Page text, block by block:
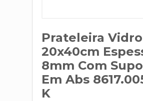
Prateleira
20x40cm
8mm Com
Em Abs
K